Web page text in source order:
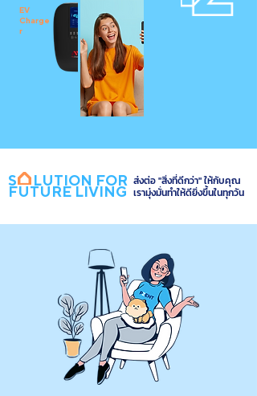
EV
Charge
r
S LUTION FOR
FUTURE LIVING
ส่งต่อ "สิ่งที่ดีกว่า" ให้กับคุณ
เรามุ่งมั่นทำให้ดียิ่งขึ้นในทุกวัน